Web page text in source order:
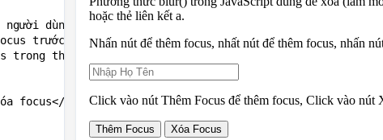
người dùng click vào thẻ input hoặc một liên kết thẻ a.</p>
focus trước đó trên thẻ input hoặc thẻ liên kết a.</p>
trong thẻ input:</p>
focus</p>